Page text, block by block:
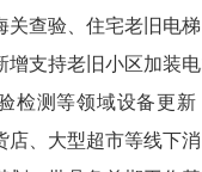
关查验、住宅老旧电
支持老旧小区加装电
检测等领域设备更新
店、大型超市等线下